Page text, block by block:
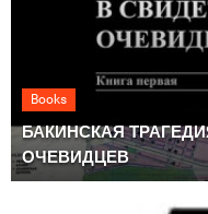
Books
БАКИНСКАЯ
ОЧЕВИДЦЕВ